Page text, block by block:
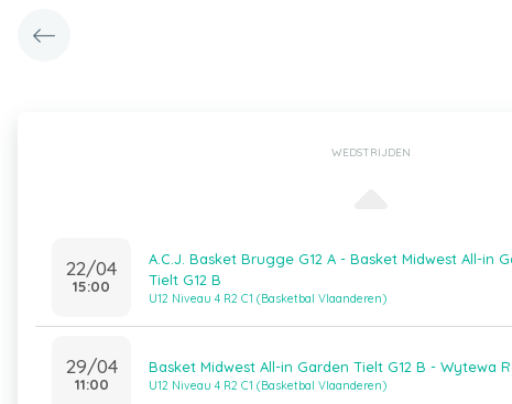
WEDSTRIJDEN
22/04
15:00
A.C.J. Basket Brugge G12 A - Basket Midwest All-in
Tielt G12 B
U12 Niveau 4 R2 C1 (Basketbal Vlaanderen)
29/04
11:00
Basket Midwest All-in Garden Tielt G12 B - Wytewa
U12 Niveau 4 R2 C1 (Basketbal Vlaanderen)